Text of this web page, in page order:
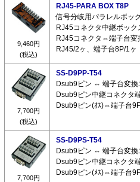
9,460円
(税込)
RJ45-PARA BOX T8P
信号分岐用パラレルボッ
RJ45コネクタ中継ボック
RJ45コネクタ⇔端子台変
RJ45/2ヶ、端子台8P/1ヶ
7,700円
(税込)
SS-D9PP-T54
Dsub9ピン ⇔ 端子台変換
Dsub9ピン中継コネクタ
Dsub9ピン(ｵｽ)⇔端子台
7,700円
SS-D9PS-T54
Dsub9ピン ⇔ 端子台変換
Dsub9ピン中継コネクタ
Dsub9ピン(ﾒｽ)⇔端子台